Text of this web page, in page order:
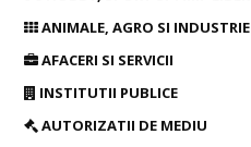
ANIMALE, AGRO SI INDUSTRIE
AFACERI SI SERVICII
INSTITUTII PUBLICE
AUTORIZATII DE MEDIU